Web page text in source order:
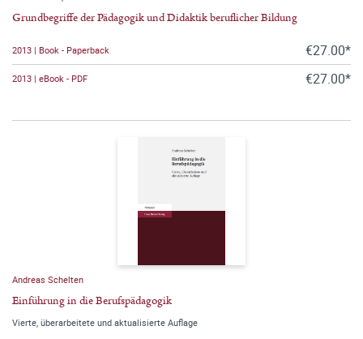
Grundbegriffe der Pädagogik und Didaktik beruflicher Bildung
2013 | Book - Paperback €27.00*
2013 | eBook - PDF €27.00*
Andreas Schelten
Einführung in die Berufspädagogik
Vierte, überarbeitete und aktualisierte Auflage